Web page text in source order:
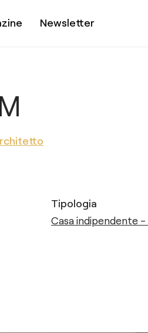
Newsletter
Tipologia
Casa indipendente -